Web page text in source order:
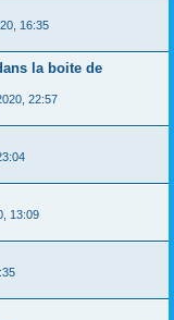
16:35
la boite de
22:57
13:09